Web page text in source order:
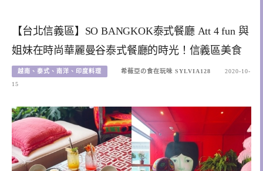
【台北信義區】SO BANGKOK泰式餐廳 Att 4 fun 與
姐妹在時尚華麗曼谷泰式餐廳的時光！信義區美食
越南、泰式、南洋、印度料理 希薇亞の食在玩味 SYLVIA128
2020-10-
15